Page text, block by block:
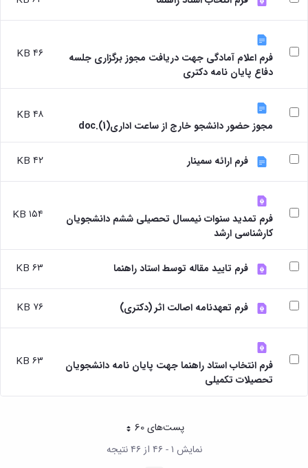
فرم اعلام آمادگی جهت دریافت مجوز برگزاری جلسه
دفاع پایان نامه دکتری
۴۶ KB
مجوز حضور دانشجو خارج از ساعت اداری(1).doc
۴۸ KB
فرم ارائه سمینار ۴۲ KB
فرم تمدید سنوات نیمسال تحصیلی ششم دانشجویان
کارشناسی ارشد
۱۵۴ KB
فرم تایید مقاله توسط استاد راهنما ۶۳ KB
فرم تعهدنامه اصالت اثر (دکتری) ۷۶ KB
فرم انتخاب استاد راهنما جهت پایان نامه دانشجویان
تحصیلات تکمیلی
۶۳ KB
پست‌‌های 60هر صفحه
نمایش ۱ - ۴۶ از ۴۶ نتیجه